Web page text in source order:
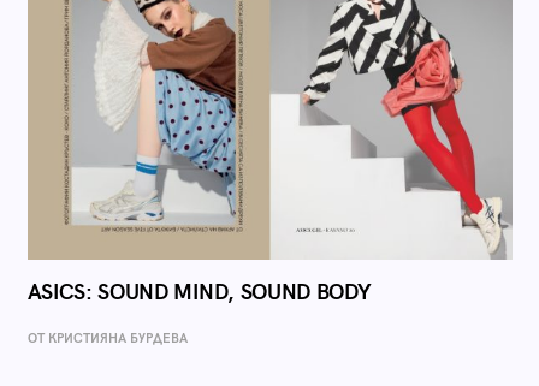
ASICS: SOUND MIND, SOUND BODY
ОТ КРИСТИЯНА БУРДЕВА